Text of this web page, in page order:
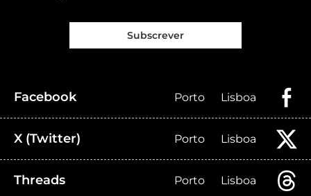
Subscrever
Facebook Porto Lisboa
X (Twitter) Porto Lisboa
Threads Porto Lisboa